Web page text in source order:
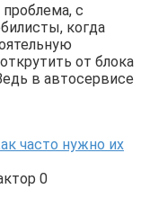
с
когда
от блока
в автосервисе
часто нужно их
0